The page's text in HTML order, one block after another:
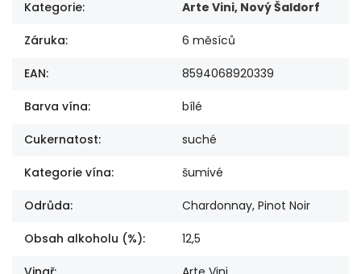
Kategorie: Arte Vini, Nový Šaldorf
Záruka: 6 měsíců
EAN: 8594068920339
Barva vína: bílé
Cukernatost: suché
Kategorie vína: šumivé
Odrůda: Chardonnay, Pinot Noir
Obsah alkoholu (%): 12,5